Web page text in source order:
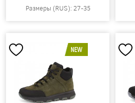
Размеры (RUS): 27-35
NEW